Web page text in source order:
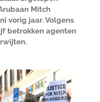
Mitch
vorig jaar. Volgens
betrokken agenten